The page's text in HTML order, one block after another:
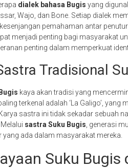
dialek bahasa Bugis yang
Wajo, dan Bone. Setiap dialek
pemahaman antar
menjadi penting bagi masyarakat
penting dalam memperkuat
Tradisional
kaya akan tradisi yang
terkenal adalah ‘La Galigo’,
sastra ini tidak sekadar sebuah
sastra Suku Bugis , generasi
yang ada dalam masyarakat mereka.
Suku